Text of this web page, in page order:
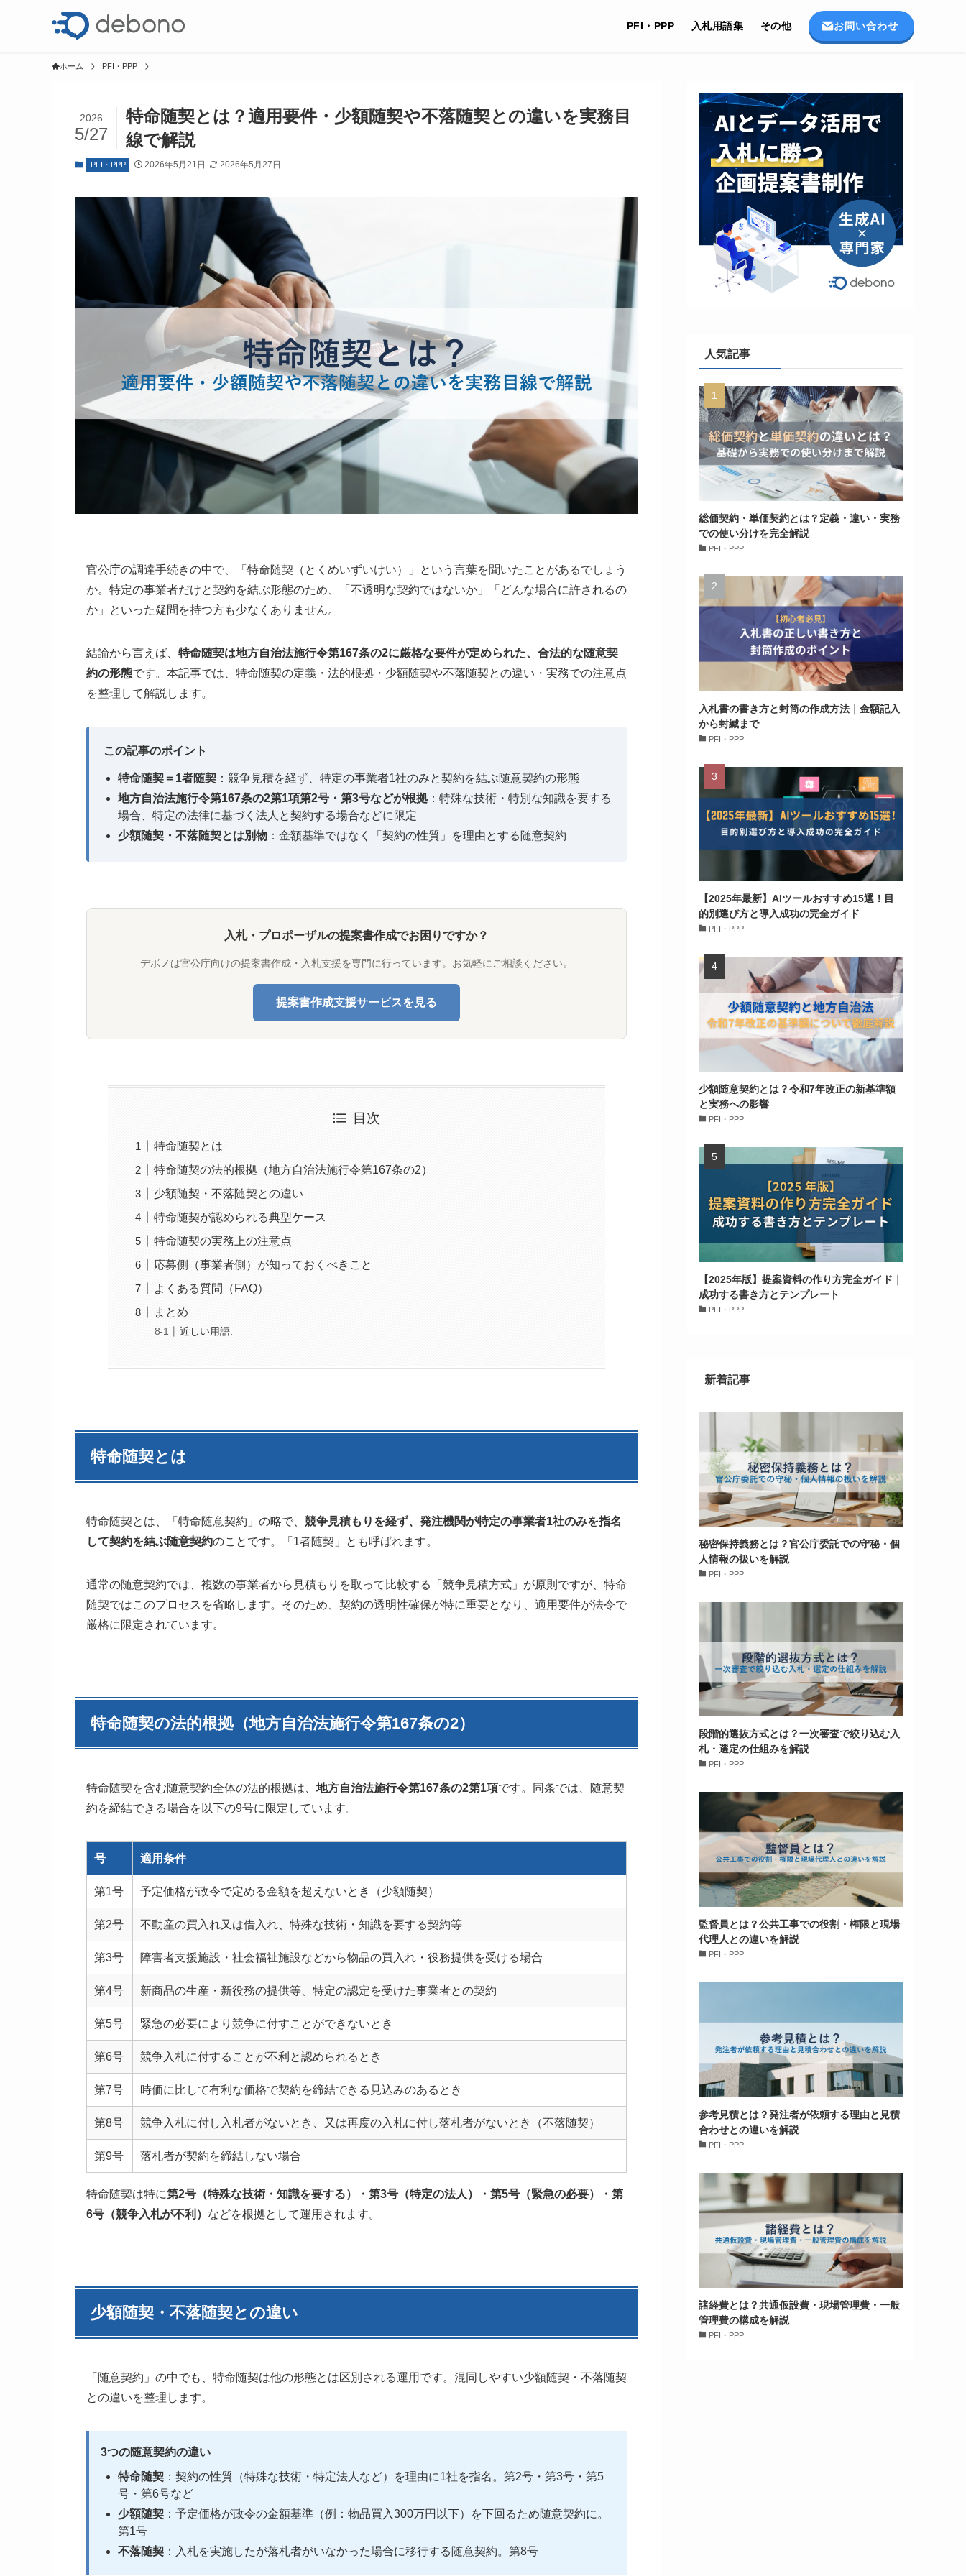
PFI・PPP 入札用語集 その他 お問い合わせ
ホーム PFI・PPP
特命随契とは？適用要件・少額随契や不落随契との違いを実務目
線で解説
2026
5/27
PFI・PPP 2026年5月21日 2026年5月27日
官公庁の調達手続きの中で、「特命随契（とくめいずいけい）」という言葉を聞いたことがあるでしょう
か。特定の事業者だけと契約を結ぶ形態のため、「不透明な契約ではないか」「どんな場合に許されるの
か」といった疑問を持つ方も少なくありません。
結論から言えば、 特命随契は地方自治法施行令第167条の2に厳格な要件が定められた、合法的な随意契
約の形態です。本記事では、特命随契の定義・法的根拠・少額随契や不落随契との違い・実務での注意点
を整理して解説します。
この記事のポイント
特命随契＝1者随契 ：競争見積を経ず、特定の事業者1社のみと契約を結ぶ随意契約の形態
地方自治法施行令第167条の2第1項第2号・第3号などが根拠 ：特殊な技術・特別な知識を要する
場合、特定の法律に基づく法人と契約する場合などに限定
少額随契・不落随契とは別物 ：金額基準ではなく「契約の性質」を理由とする随意契約
入札・プロポーザルの提案書作成でお困りですか？
デボノは官公庁向けの提案書作成・入札支援を専門に行っています。お気軽にご相談ください。
提案書作成支援サービスを見る
目次
特命随契とは
特命随契の法的根拠（地方自治法施行令第167条の2）
少額随契・不落随契との違い
特命随契が認められる典型ケース
特命随契の実務上の注意点
応募側（事業者側）が知っておくべきこと
よくある質問（FAQ）
まとめ
近しい用語:
特命随契とは
特命随契とは、「特命随意契約」の略で、 競争見積もりを経ず、発注機関が特定の事業者1社のみを指名
して契約を結ぶ随意契約のことです。「1者随契」とも呼ばれます。
通常の随意契約では、複数の事業者から見積もりを取って比較する「競争見積方式」が原則ですが、特命
随契ではこのプロセスを省略します。そのため、契約の透明性確保が特に重要となり、適用要件が法令で
厳格に限定されています。
特命随契の法的根拠（地方自治法施行令第167条の2）
特命随契を含む随意契約全体の法的根拠は、 地方自治法施行令第167条の2第1項です。同条では、随意契
約を締結できる場合を以下の9号に限定しています。
号 適用条件
第1号 予定価格が政令で定める金額を超えないとき（少額随契）
第2号 不動産の買入れ又は借入れ、特殊な技術・知識を要する契約等
第3号 障害者支援施設・社会福祉施設などから物品の買入れ・役務提供を受ける場合
第4号 新商品の生産・新役務の提供等、特定の認定を受けた事業者との契約
第5号 緊急の必要により競争に付すことができないとき
第6号 競争入札に付することが不利と認められるとき
第7号 時価に比して有利な価格で契約を締結できる見込みのあるとき
第8号 競争入札に付し入札者がないとき、又は再度の入札に付し落札者がないとき（不落随契）
第9号 落札者が契約を締結しない場合
特命随契は特に第2号（特殊な技術・知識を要する）・第3号（特定の法人）・第5号（緊急の必要）・第
6号（競争入札が不利） などを根拠として運用されます。
少額随契・不落随契との違い
「随意契約」の中でも、特命随契は他の形態とは区別される運用です。混同しやすい少額随契・不落随契
との違いを整理します。
3つの随意契約の違い
特命随契 ：契約の性質（特殊な技術・特定法人など）を理由に1社を指名。第2号・第3号・第5
号・第6号など
少額随契 ：予定価格が政令の金額基準（例：物品買入300万円以下）を下回るため随意契約に。
第1号
不落随契 ：入札を実施したが落札者がいなかった場合に移行する随意契約。第8号
人気記事
総価契約・単価契約とは？定義・違い・実務
での使い分けを完全解説
PFI・PPP
入札書の書き方と封筒の作成方法｜金額記入
から封緘まで
PFI・PPP
【2025年最新】AIツールおすすめ15選！目
的別選び方と導入成功の完全ガイド
PFI・PPP
少額随意契約とは？令和7年改正の新基準額
と実務への影響
PFI・PPP
【2025年版】提案資料の作り方完全ガイド｜
成功する書き方とテンプレート
PFI・PPP
新着記事
秘密保持義務とは？官公庁委託での守秘・個
人情報の扱いを解説
PFI・PPP
段階的選抜方式とは？一次審査で絞り込む入
札・選定の仕組みを解説
PFI・PPP
監督員とは？公共工事での役割・権限と現場
代理人との違いを解説
PFI・PPP
参考見積とは？発注者が依頼する理由と見積
合わせとの違いを解説
PFI・PPP
諸経費とは？共通仮設費・現場管理費・一般
管理費の構成を解説
PFI・PPP